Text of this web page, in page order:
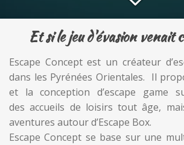
Et si le jeu d'évasion venait
Escape Concept est un créateur
dans les Pyrénées Orientales. Il
et la conception d’escape game
des accueils de loisirs tout âge,
aventures autour d’Escape Box.
Escape Concept se base sur une